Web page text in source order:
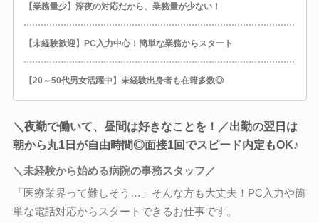
【業務量少】深夜の対応だから、業務量が少ない！
【未経験歓迎】PC入力中心！簡単な業務からスタート
【20～50代男女活躍中】未経験出身者も在籍多数◎
＼夜勤で働いて、昼間は好きなことを！／出勤の翌日は
朝から丸1日が自由時間◎面接1回でスピード内定もOK♪
＼未経験から始める病院の事務スタッフ／
「医療業界って難しそう…」そんな方も大丈夫！PC入力や簡
単な電話対応からスタートできるお仕事です。